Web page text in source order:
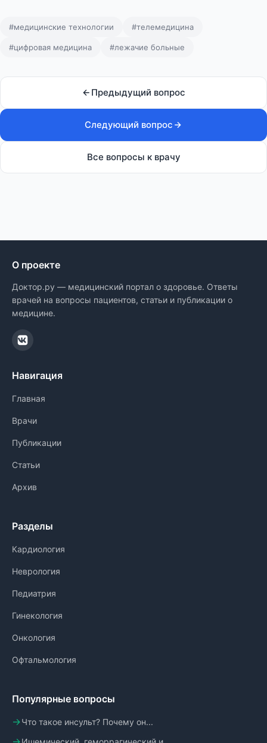
#медицинские технологии #телемедицина
#цифровая медицина #лежачие больные
Предыдущий вопрос
Следующий вопрос
Все вопросы к врачу
О проекте
Доктор.ру — медицинский портал о здоровье. Ответы
врачей на вопросы пациентов, статьи и публикации о
медицине.
Навигация
Главная
Врачи
Публикации
Статьи
Архив
Разделы
Кардиология
Неврология
Педиатрия
Гинекология
Онкология
Офтальмология
Популярные вопросы
Что такое инсульт? Почему он...